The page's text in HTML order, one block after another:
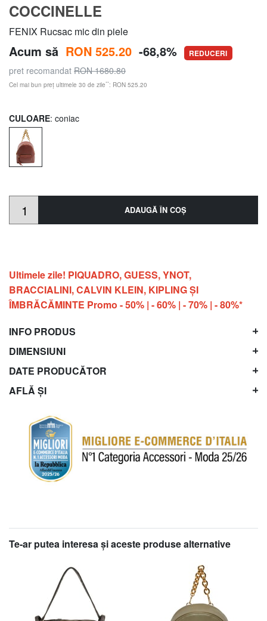
COCCINELLE
FENIX Rucsac mic din piele
Acum să RON 525.20 -68,8% REDUCERI
pret recomandat RON 1680.80
Cel mai bun preț ultimele 30 de zile**: RON 525.20
CULOARE: coniac
ADAUGĂ ÎN COŞ
Ultimele zile! PIQUADRO, GUESS, YNOT,
BRACCIALINI, CALVIN KLEIN, KIPLING ŞI
ÎMBRĂCĂMINTE Promo - 50% | - 60% | - 70% | - 80%*
INFO PRODUS
DIMENSIUNI
DATE PRODUCĂTOR
AFLĂ ȘI
Te-ar putea interesa şi aceste produse alternative